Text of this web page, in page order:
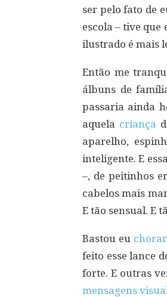
ser pelo fato de
escola – tive
ilustrado é mais
Então me
álbuns de
passaria ainda
aquela criança
aparelho,
inteligente. E
–, de peitinhos
cabelos mais
E tão sensual. E
Bastou eu chorar
feito esse lance
forte. E outras
mensagens